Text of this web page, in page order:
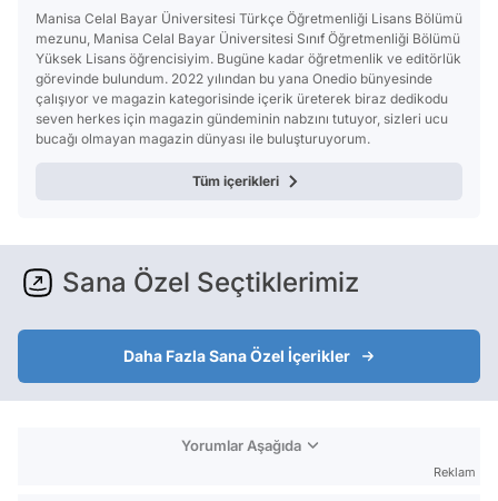
Manisa Celal Bayar Üniversitesi Türkçe Öğretmenliği Lisans Bölümü
mezunu, Manisa Celal Bayar Üniversitesi Sınıf Öğretmenliği Bölümü
Yüksek Lisans öğrencisiyim. Bugüne kadar öğretmenlik ve editörlük
görevinde bulundum. 2022 yılından bu yana Onedio bünyesinde
çalışıyor ve magazin kategorisinde içerik üreterek biraz dedikodu
seven herkes için magazin gündeminin nabzını tutuyor, sizleri ucu
bucağı olmayan magazin dünyası ile buluşturuyorum.
Tüm içerikleri
Sana Özel Seçtiklerimiz
Daha Fazla Sana Özel İçerikler
Yorumlar Aşağıda
Reklam